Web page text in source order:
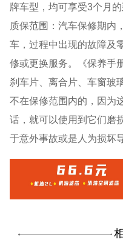
牌车型，均可享受3个月的
质保范围：汽车保修期内
车，过程中出现的故障及
修或更换服务。《保养手
刹车片、离合片、车窗玻
不在保修范围内的，因为
话，就可以使用到它们磨
于意外事故或是人为损坏